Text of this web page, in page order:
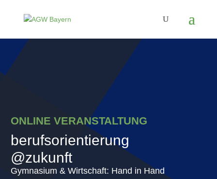
ONLINE VERANSTALTUNG
berufsorientierung
@zukunft
Gymnasium & Wirtschaft: Hand in Hand